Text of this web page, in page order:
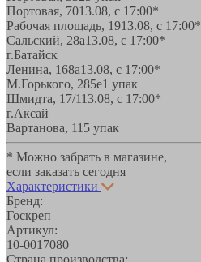
Портовая, 7013.08, с 17:00*
Рабочая площадь, 1913.08, с 17:00*
Сальский, 28a13.08, с 17:00*
г.Батайск
Ленина, 168а13.08, с 17:00*
М.Горького, 285е1 упак
Шмидта, 17/113.08, с 17:00*
г.Аксай
Вартанова, 11 5 упак
* Можно забрать в магазине,
если заказать сегодня
Характеристики
Бренд:
Госкреп
Артикул:
10-0017080
Страна производства: